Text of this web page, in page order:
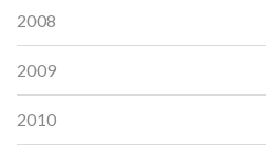
2008
2009
2010